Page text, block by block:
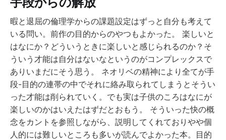
暇と退屈の倫理学からの課題設定はずっと自分も考えて
いる問い。前作の目的からのやつもよかった。 楽しいと
はなにか？どういうときに楽しいと感じられるのか？そ
ういう才能は自分はないなというのがコンプレックスで
ありいまだにそう思う。 ネオリベの精神により全てが手
段-目的の連帯の中でそれに絡み取られてしまうとそうい
った才能は削られていく。でも実は子供のころはなにが
楽しいのかはいえたはずだとおもう。 そういった快の概
念をカントを参照しながら、説明してくれておりやや個
人的には難しいところも多いが読んでよかった本。目的